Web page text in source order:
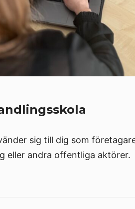
sig till dig som
eller andra offentliga aktörer.